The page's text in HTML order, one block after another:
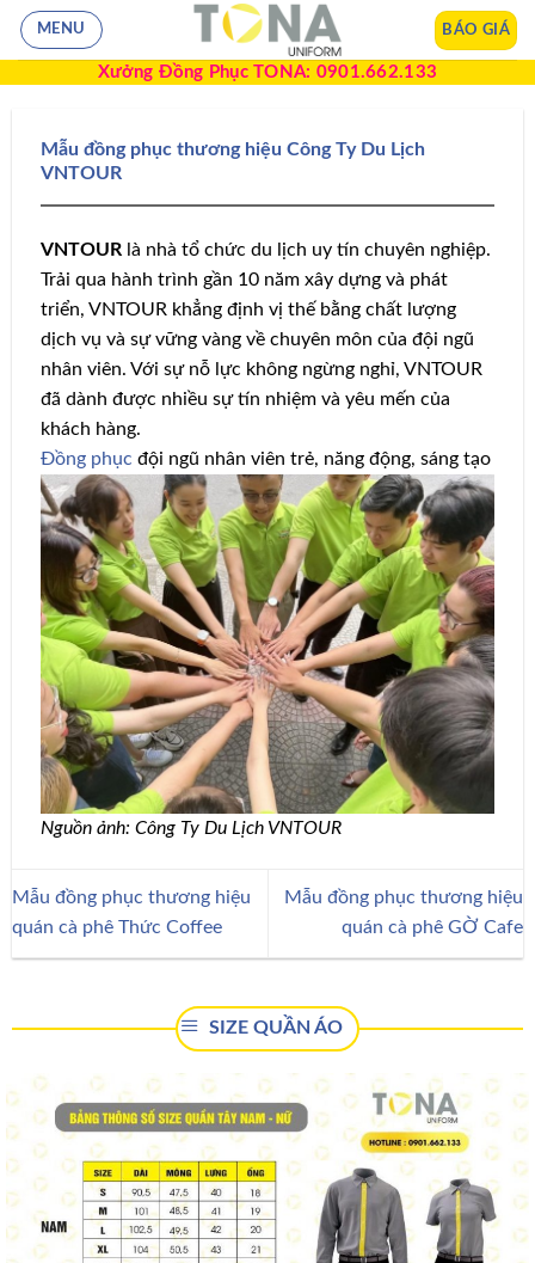
MENU BÁO GIÁ
Xưởng Đồng Phục TONA: 0901.662.133
Mẫu đồng phục thương hiệu Công Ty Du Lịch
VNTOUR
VNTOUR là nhà tổ chức du lịch uy tín chuyên nghiệp.
Trải qua hành trình gần 10 năm xây dựng và phát
triển, VNTOUR khẳng định vị thế bằng chất lượng
dịch vụ và sự vững vàng về chuyên môn của đội ngũ
nhân viên. Với sự nỗ lực không ngừng nghỉ, VNTOUR
đã dành được nhiều sự tín nhiệm và yêu mến của
khách hàng.
Đồng phục đội ngũ nhân viên trẻ, năng động, sáng tạo
Nguồn ảnh: Công Ty Du Lịch VNTOUR
Mẫu đồng phục thương hiệu
quán cà phê Thức Coffee
Mẫu đồng phục thương hiệu
quán cà phê GỜ Cafe
SIZE QUẦN ÁO